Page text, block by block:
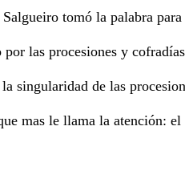
tomó la palabra
las procesiones y
singularidad de las
mas le llama la atención: